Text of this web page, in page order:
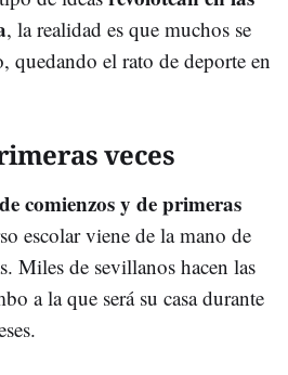
, la realidad es que muchos se
quedando el rato de deporte en
veces
de comienzos y de primeras
escolar viene de la mano de
Miles de sevillanos hacen las
a la que será su casa durante